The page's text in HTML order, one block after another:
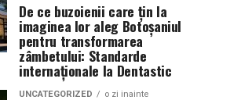
De ce buzoienii care țin la
imaginea lor aleg Botoșaniul
pentru transformarea
zâmbetului: Standarde
internaționale la Dentastic
UNCATEGORIZED o zi inainte